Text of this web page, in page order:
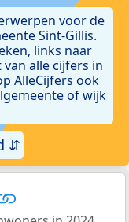
voor de
Sint-Gillis.
links naar
alle cijfers in
AlleCijfers ook
of wijk
⇵